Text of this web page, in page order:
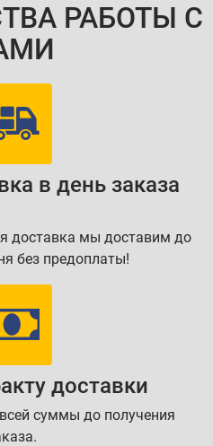
РАБОТЫ С
в день заказа
доставка мы доставим до
без предоплаты!
доставки
суммы до получения